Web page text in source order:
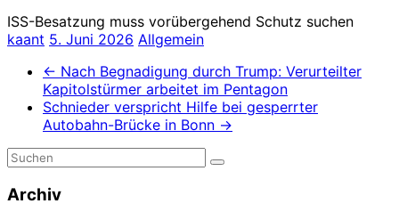
ISS-Besatzung muss vorübergehend Schutz suchen
kaant 5. Juni 2026 Allgemein
← Nach Begnadigung durch Trump: Verurteilter
Kapitolstürmer arbeitet im Pentagon
Schnieder verspricht Hilfe bei gesperrter
Autobahn-Brücke in Bonn →
Archiv